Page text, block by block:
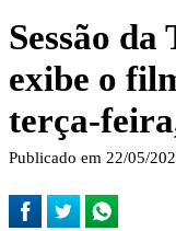
Sessão
exibe o
terça-
Publicado em 22/05/